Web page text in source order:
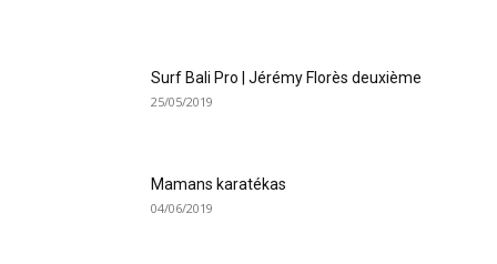
Surf Bali Pro | Jérémy Florès deuxième
25/05/2019
Mamans karatékas
04/06/2019